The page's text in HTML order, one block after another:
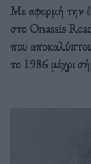
Με αφορμή την
στο Onassis
που
το 1986 μέχρι